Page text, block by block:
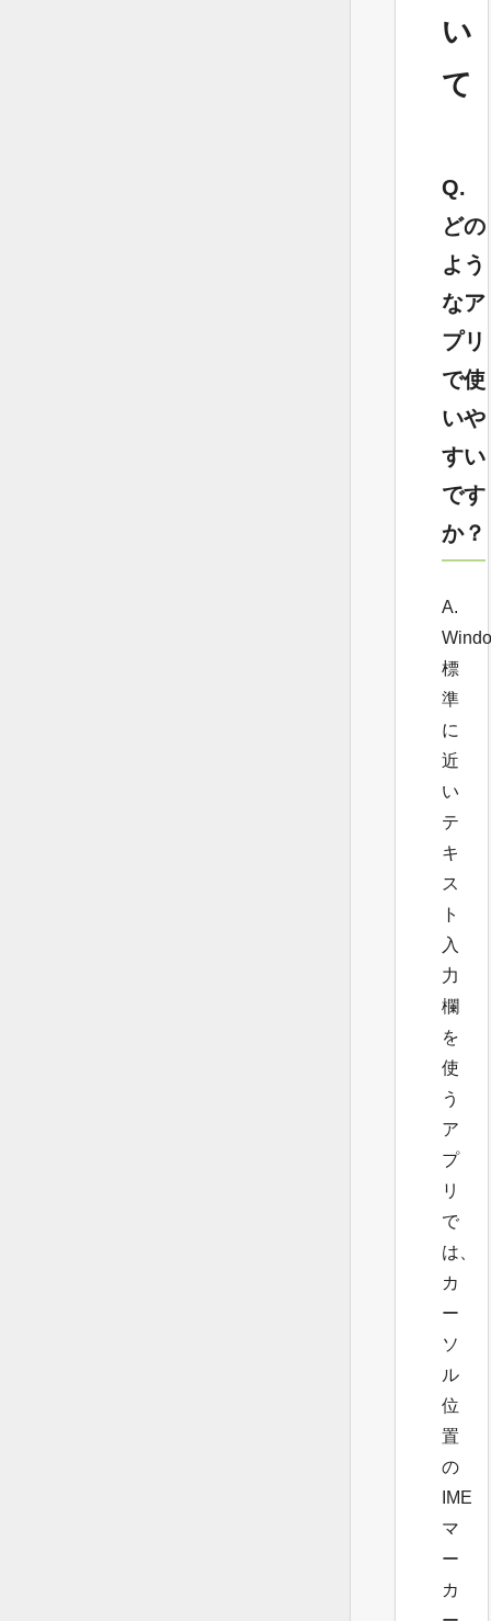
い
て
Q.
どの
よう
なア
プリ
で使
いや
すい
です
か？
A.
標
準
に
近
い
テ
キ
ス
ト
入
力
欄
を
使
う
ア
プ
リ
で
は、
カ
ー
ソ
ル
位
置
の
IME
マ
ー
カ